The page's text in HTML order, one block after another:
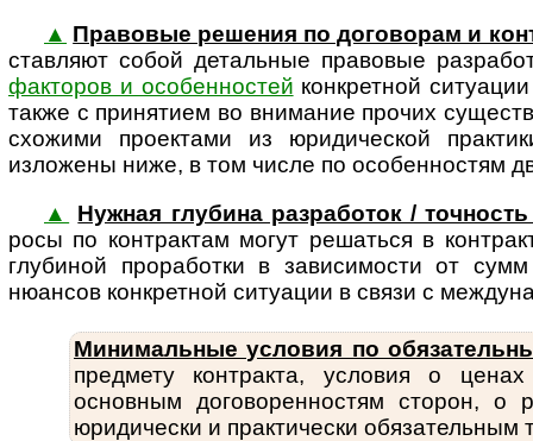
▲ Правовые решения по договорам и
став­ляют собой деталь­ные правовые
факторов и особенностей конкретной
также с принятием во внимание прочих
схожими проектами из юридической
изложены ниже, в том числе по особенностям
▲
Нужная глубина разработок /
росы по конт­рак­там могут решаться в
глубиной проработки в зависимости от
нюансов конкретной ситуации в связи с
Минимальные условия по
пред­мету конт­ракта, условия о
основным дого­во­рен­нос­тям сторон, о
юридически и практически обяза­тельным